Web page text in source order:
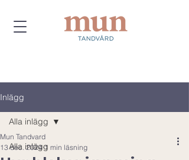
Inlägg
Alla inlägg
Alla inlägg
Mun Tandvard
13 dec. 2024 1 min läsning